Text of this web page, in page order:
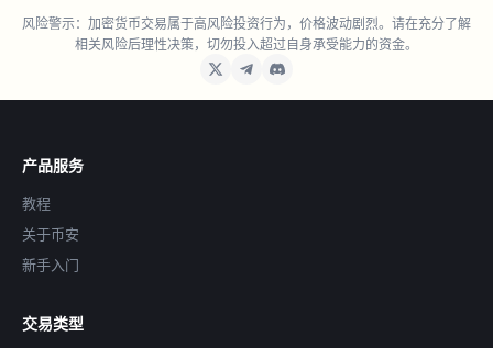
风险警示：加密货币交易属于高风险投资行为，价格波动剧烈。请在充分了解
相关风险后理性决策，切勿投入超过自身承受能力的资金。
产品服务
教程
关于币安
新手入门
交易类型